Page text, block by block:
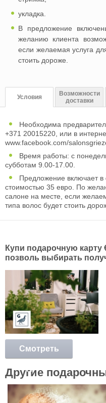
укладка.
В предложение
желанию клиента
если желаемая услуга
стоить дороже.
Условия
Возможности
доставки
Необходима
+371 20015220, или в
www.facebook.com/
Время работы: с
субботам 9.00-17.00.
Предложение включает
стоимостью 35 евро. По
салоне на месте, если
типа волос будет стоить
Купи подарочную карту
позволь выбирать
Смотреть
Другие